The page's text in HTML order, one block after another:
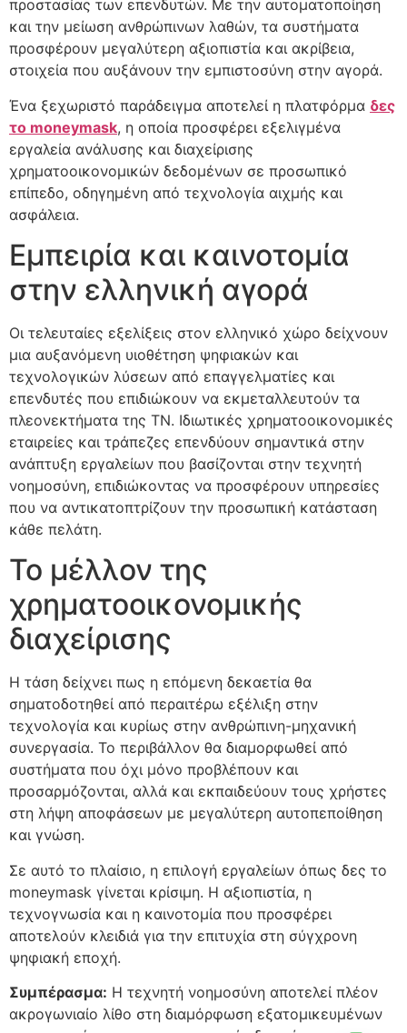
προστασίας των επενδυτών. Με την αυτοματοποίηση
και την μείωση ανθρώπινων λαθών, τα συστήματα
προσφέρουν μεγαλύτερη αξιοπιστία και ακρίβεια,
στοιχεία που αυξάνουν την εμπιστοσύνη στην αγορά.
Ένα ξεχωριστό παράδειγμα αποτελεί η πλατφόρμα δες
το moneymask, η οποία προσφέρει εξελιγμένα
εργαλεία ανάλυσης και διαχείρισης
χρηματοοικονομικών δεδομένων σε προσωπικό
επίπεδο, οδηγημένη από τεχνολογία αιχμής και
ασφάλεια.
Εμπειρία και καινοτομία
στην ελληνική αγορά
Οι τελευταίες εξελίξεις στον ελληνικό χώρο δείχνουν
μια αυξανόμενη υιοθέτηση ψηφιακών και
τεχνολογικών λύσεων από επαγγελματίες και
επενδυτές που επιδιώκουν να εκμεταλλευτούν τα
πλεονεκτήματα της ΤΝ. Ιδιωτικές χρηματοοικονομικές
εταιρείες και τράπεζες επενδύουν σημαντικά στην
ανάπτυξη εργαλείων που βασίζονται στην τεχνητή
νοημοσύνη, επιδιώκοντας να προσφέρουν υπηρεσίες
που να αντικατοπτρίζουν την προσωπική κατάσταση
κάθε πελάτη.
Το μέλλον της
χρηματοοικονομικής
διαχείρισης
Η τάση δείχνει πως η επόμενη δεκαετία θα
σηματοδοτηθεί από περαιτέρω εξέλιξη στην
τεχνολογία και κυρίως στην ανθρώπινη-μηχανική
συνεργασία. Το περιβάλλον θα διαμορφωθεί από
συστήματα που όχι μόνο προβλέπουν και
προσαρμόζονται, αλλά και εκπαιδεύουν τους χρήστες
στη λήψη αποφάσεων με μεγαλύτερη αυτοπεποίθηση
και γνώση.
Σε αυτό το πλαίσιο, η επιλογή εργαλείων όπως δες το
moneymask γίνεται κρίσιμη. Η αξιοπιστία, η
τεχνογνωσία και η καινοτομία που προσφέρει
αποτελούν κλειδιά για την επιτυχία στη σύγχρονη
ψηφιακή εποχή.
Συμπέρασμα: Η τεχνητή νοημοσύνη αποτελεί πλέον
ακρογωνιαίο λίθο στη διαμόρφωση εξατομικευμένων